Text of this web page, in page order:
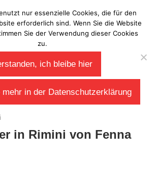
Laberladen
in Rimini von Fenna
nur essenzielle Cookies, die für den
erforderlich sind. Wenn Sie die Website
Sie der Verwendung dieser Cookies
zu.
ich bleibe hier
mehr in der Datenschutzerklärung